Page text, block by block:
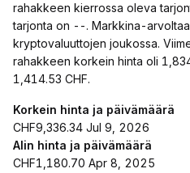
rahakkeen kierrossa oleva
tarjonta on --. Markkina-
kryptovaluuttojen joukossa.
rahakkeen korkein hinta oli
1,414.53 CHF.
Korkein hinta ja päivämäärä
CHF9,336.34 Jul 9, 2026
Alin hinta ja päivämäärä
CHF1,180.70 Apr 8, 2025